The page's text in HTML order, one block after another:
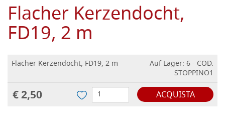
Flacher Kerzendocht,
FD19, 2 m
Flacher Kerzendocht, FD19, 2 m
Auf Lager: 6 - COD.
STOPPINO1
€ 2,50 ACQUISTA